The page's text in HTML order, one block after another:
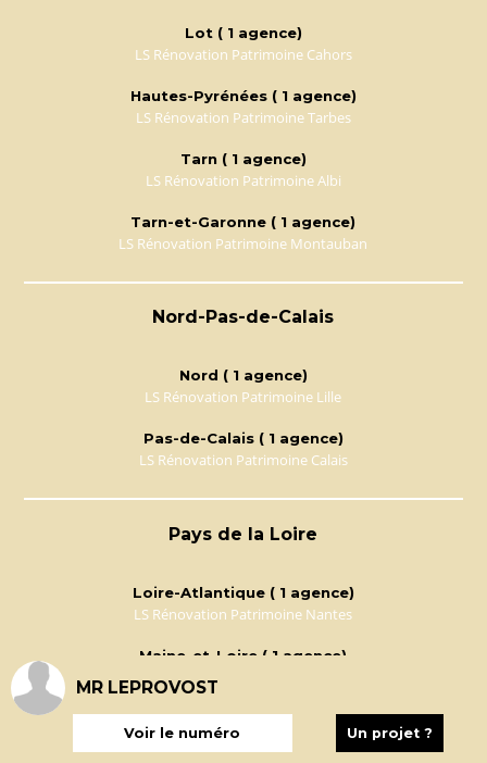
MR LEPROVOST
Voir le numéro Un projet ?
Lot ( 1 agence)
LS Rénovation Patrimoine Cahors
Hautes-Pyrénées ( 1 agence)
LS Rénovation Patrimoine Tarbes
Tarn ( 1 agence)
LS Rénovation Patrimoine Albi
Tarn-et-Garonne ( 1 agence)
LS Rénovation Patrimoine Montauban
Nord-Pas-de-Calais
Nord ( 1 agence)
LS Rénovation Patrimoine Lille
Pas-de-Calais ( 1 agence)
LS Rénovation Patrimoine Calais
Pays de la Loire
Loire-Atlantique ( 1 agence)
LS Rénovation Patrimoine Nantes
Maine-et-Loire ( 1 agence)
LS Rénovation Patrimoine Angers
Mayenne ( 1 agence)
LS Rénovation Patrimoine Laval